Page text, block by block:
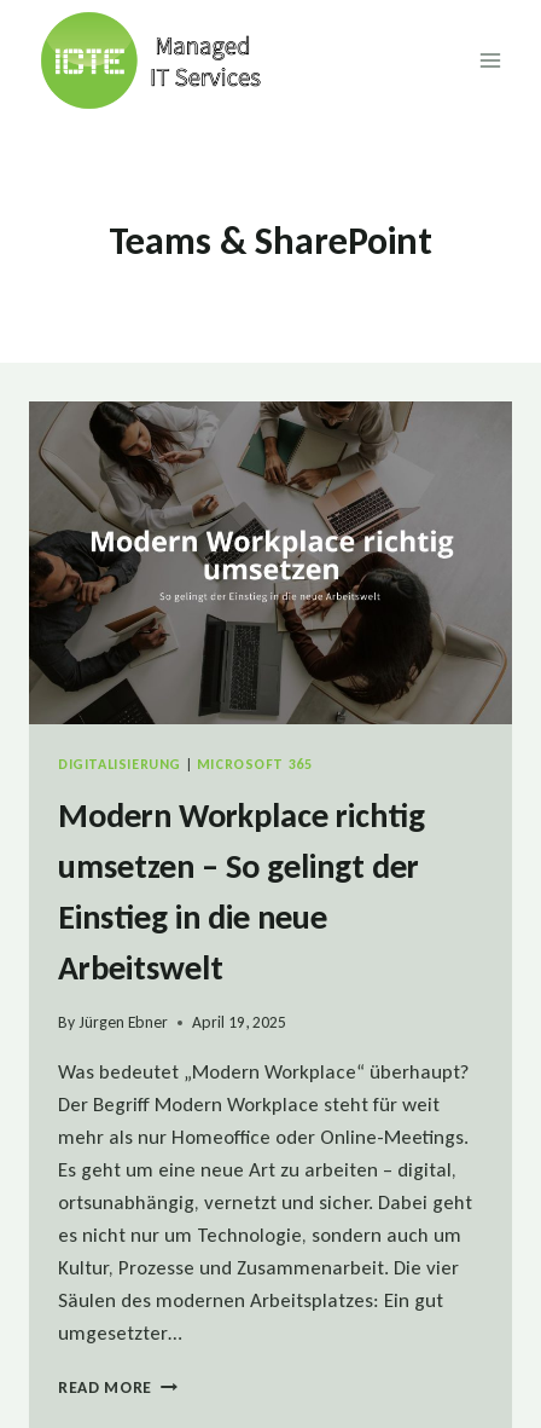
content
Teams & SharePoint
DIGITALISIERUNG | MICROSOFT 365
Modern Workplace richtig
umsetzen – So gelingt der
Einstieg in die neue
Arbeitswelt
ByJürgen Ebner April 19, 2025
Was bedeutet „Modern Workplace“ überhaupt?
Der Begriff Modern Workplace steht für weit
mehr als nur Homeoffice oder Online-Meetings.
Es geht um eine neue Art zu arbeiten – digital,
ortsunabhängig, vernetzt und sicher. Dabei geht
es nicht nur um Technologie, sondern auch um
Kultur, Prozesse und Zusammenarbeit. Die vier
Säulen des modernen Arbeitsplatzes: Ein gut
umgesetzter…
READ MORE MODERN